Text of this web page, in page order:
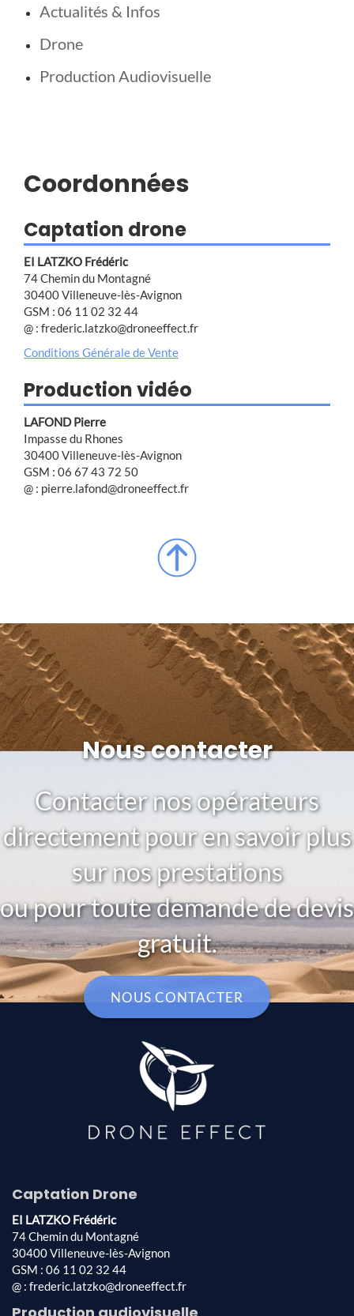
Actualités & Infos
Drone
Production Audiovisuelle
Coordonnées
Captation drone
EI LATZKO Frédéric
74 Chemin du Montagné
30400 Villeneuve-lès-Avignon
GSM : 06 11 02 32 44
@ : frederic.latzko@droneeffect.fr
Conditions Générale de Vente
Production vidéo
LAFOND Pierre
Impasse du Rhones
30400 Villeneuve-lès-Avignon
GSM : 06 67 43 72 50
@ : pierre.lafond@droneeffect.fr
Nous contacter
Contacter nos opérateurs
directement pour en savoir plus
sur nos prestations
ou pour toute demande de devis
gratuit.
NOUS CONTACTER
Captation Drone
EI LATZKO Frédéric
74 Chemin du Montagné
30400 Villeneuve-lès-Avignon
GSM : 06 11 02 32 44
@ : frederic.latzko@droneeffect.fr